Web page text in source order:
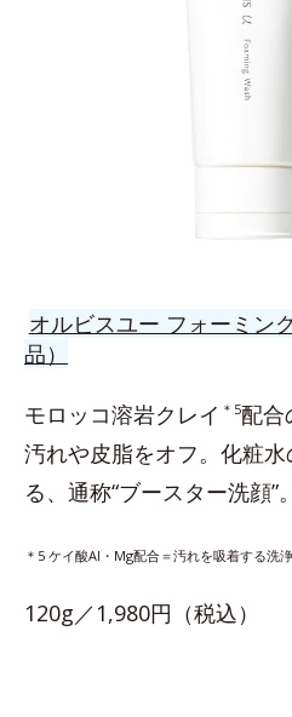
オルビスユー フォーミン
品）
モロッコ溶岩クレイ ＊5配合
汚れや皮脂をオフ。化粧
る、通称“ブースター洗顔”。
＊5 ケイ酸Al・Mg配合＝汚れを吸着する洗
120g／1,980円（税込）